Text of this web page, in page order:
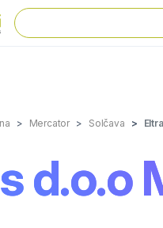
Mercator Solčava
d.o.o